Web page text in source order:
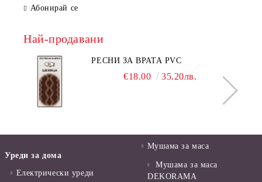
Абонирай се
Най-продавани
РЕСНИ ЗА ВРАТА PVC
€18.00 35.20лв.
Уреди за дома
Електрически уреди
Мушама за маса
Мушама за маса
DEKORAMA